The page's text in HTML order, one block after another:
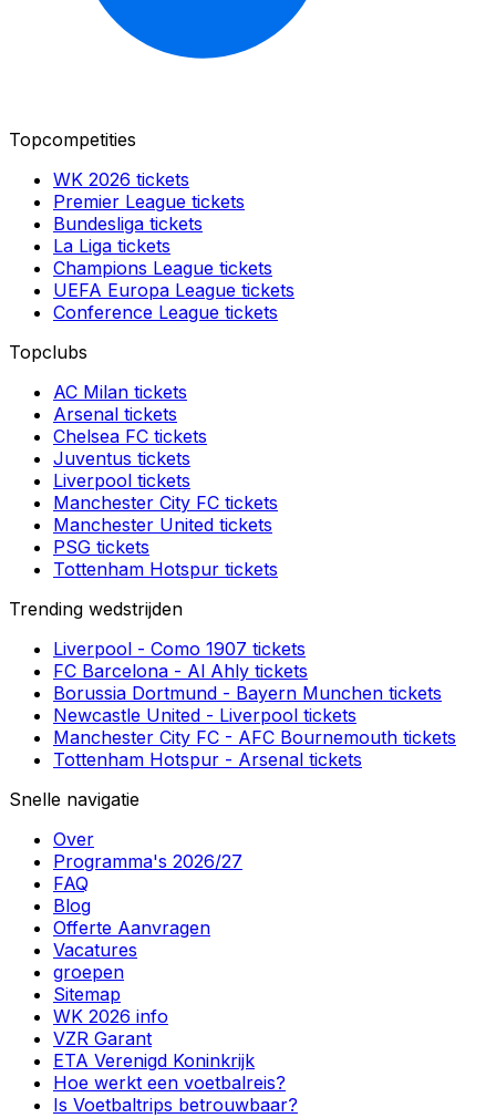
Topcompetities
WK 2026 tickets
Premier League tickets
Bundesliga tickets
La Liga tickets
Champions League tickets
UEFA Europa League tickets
Conference League tickets
Topclubs
AC Milan tickets
Arsenal tickets
Chelsea FC tickets
Juventus tickets
Liverpool tickets
Manchester City FC tickets
Manchester United tickets
PSG tickets
Tottenham Hotspur tickets
Trending wedstrijden
Liverpool - Como 1907 tickets
FC Barcelona - Al Ahly tickets
Borussia Dortmund - Bayern Munchen tickets
Newcastle United - Liverpool tickets
Manchester City FC - AFC Bournemouth tickets
Tottenham Hotspur - Arsenal tickets
Snelle navigatie
Over
Programma's 2026/27
FAQ
Blog
Offerte Aanvragen
Vacatures
groepen
Sitemap
WK 2026 info
VZR Garant
ETA Verenigd Koninkrijk
Hoe werkt een voetbalreis?
Is Voetbaltrips betrouwbaar?